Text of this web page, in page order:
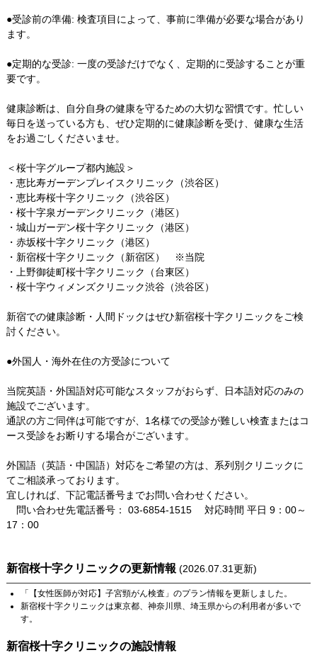
●受診前の準備: 検査項目によって、事前に準備が必要な場合があり
ます。
●定期的な受診: 一度の受診だけでなく、定期的に受診することが重
要です。
健康診断は、自分自身の健康を守るための大切な習慣です。忙しい
毎日を送っている方も、ぜひ定期的に健康診断を受け、健康な生活
をお過ごしくださいませ。
＜桜十字グループ都内施設＞
・恵比寿ガーデンプレイスクリニック（渋谷区）
・恵比寿桜十字クリニック（渋谷区）
・桜十字泉ガーデンクリニック（港区）
・城山ガーデン桜十字クリニック（港区）
・赤坂桜十字クリニック（港区）
・新宿桜十字クリニック（新宿区） ※当院
・上野御徒町桜十字クリニック（台東区）
・桜十字ウィメンズクリニック渋谷（渋谷区）
新宿での健康診断・人間ドックはぜひ新宿桜十字クリニックをご検
討ください。
●外国人・海外在住の方受診について
当院英語・外国語対応可能なスタッフがおらず、日本語対応のみの
施設でございます。
通訳の方ご同伴は可能ですが、1名様での受診が難しい検査またはコ
ース受診をお断りする場合がございます。
外国語（英語・中国語）対応をご希望の方は、系列別クリニックに
てご相談承っております。
宜しければ、下記電話番号までお問い合わせください。
問い合わせ先電話番号： 03-6854-1515 対応時間 平日 9：00～
17：00
新宿桜十字クリニックの更新情報 (2026.07.31更新)
「 【女性医師が対応】子宮頸がん検査 」のプラン情報を更新しました。
新宿桜十字クリニックは東京都、 神奈川県、 埼玉県からの利用者が多いで
す。
新宿桜十字クリニックの施設情報